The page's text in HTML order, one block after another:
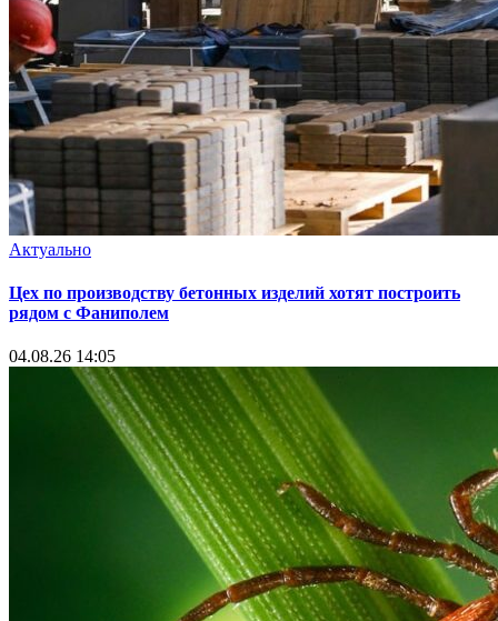
Актуально
Цех по производству бетонных изделий хотят построить
рядом с Фаниполем
04.08.26 14:05